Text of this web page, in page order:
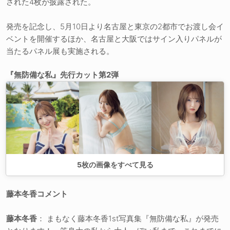
発売を記念し、5月10日より名古屋と東京の2都市でお渡し会イ
ベントを開催するほか、名古屋と大阪ではサイン入りパネルが
当たるパネル展も実施される。
『無防備な私』先行カット第2弾
5枚の画像をすべて見る
藤本冬香コメント
藤本冬香 ： まもなく藤本冬香1st写真集『無防備な私』が発売